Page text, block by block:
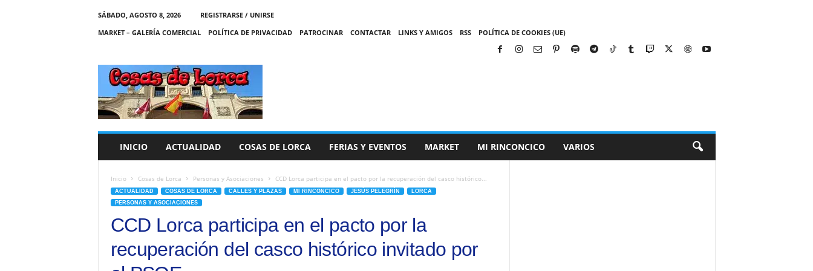
SÁBADO, AGOSTO 8, 2026
REGISTRARSE / UNIRSE
MARKET – GALERÍA COMERCIAL
POLÍTICA DE PRIVACIDAD PATROCINAR CONTACTAR LINKS Y AMIGOS RSS POLÍTICA DE COOKIES (UE)
C
A
S
INICIO ACTUALIDAD COSAS DE LORCA FERIAS Y EVENTOS MARKET MI RINCONCICO VARIOS
Inicio Cosas de Lorca Personas y Asociaciones CCD Lorca participa en el pacto por la recuperación del casco histórico...
ACTUALIDAD COSAS DE LORCA CALLES Y PLAZAS MI RINCONCICO JESÚS PELEGRÍN
LORCA
PERSONAS Y ASOCIACIONES
CCD Lorca participa en el pacto por la
recuperación del casco histórico invitado por